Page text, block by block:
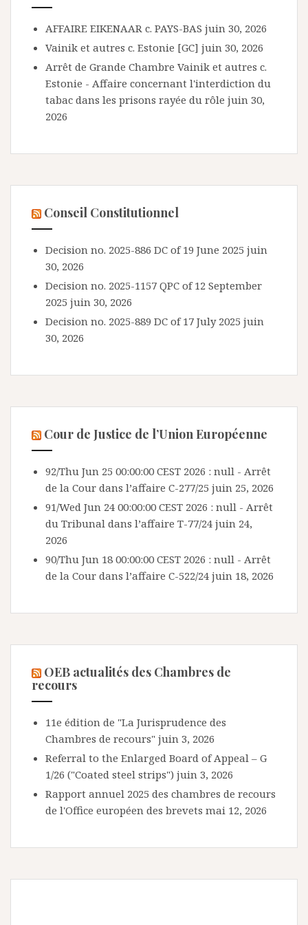
AFFAIRE EIKENAAR c. PAYS-BAS juin 30, 2026
Vainik et autres c. Estonie [GC] juin 30, 2026
Arrêt de Grande Chambre Vainik et autres c.
Estonie - Affaire concernant l'interdiction du
tabac dans les prisons rayée du rôle juin 30,
2026
Conseil Constitutionnel
Decision no. 2025-886 DC of 19 June 2025 juin
30, 2026
Decision no. 2025-1157 QPC of 12 September
2025 juin 30, 2026
Decision no. 2025-889 DC of 17 July 2025 juin
30, 2026
Cour de Justice de l’Union Européenne
92/Thu Jun 25 00:00:00 CEST 2026 : null - Arrêt
de la Cour dans l’affaire C-277/25 juin 25, 2026
91/Wed Jun 24 00:00:00 CEST 2026 : null - Arrêt
du Tribunal dans l’affaire T-77/24 juin 24,
2026
90/Thu Jun 18 00:00:00 CEST 2026 : null - Arrêt
de la Cour dans l’affaire C-522/24 juin 18, 2026
OEB actualités des Chambres de
recours
11e édition de "La Jurisprudence des
Chambres de recours" juin 3, 2026
Referral to the Enlarged Board of Appeal – G
1/26 ("Coated steel strips") juin 3, 2026
Rapport annuel 2025 des chambres de recours
de l'Office européen des brevets mai 12, 2026